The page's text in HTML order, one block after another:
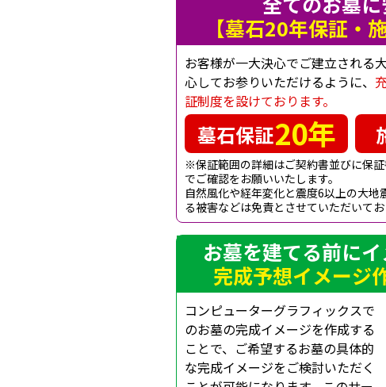
【墓石20年保証・
お客様が一大決心でご建立される
心してお参りいただけるように、
証制度を設けております。
墓石保証20年
※保証範囲の詳細はご契約書並びに保
でご確認をお願いいたします。
自然風化や経年変化と震度6以上の大地
る被害などは免責とさせていただいてお
お墓を建てる前に
完成予想イメージ
コンピューターグラフィックスで
のお墓の完成イメージを作成する
ことで、ご希望するお墓の具体的
な完成イメージをご検討いただく